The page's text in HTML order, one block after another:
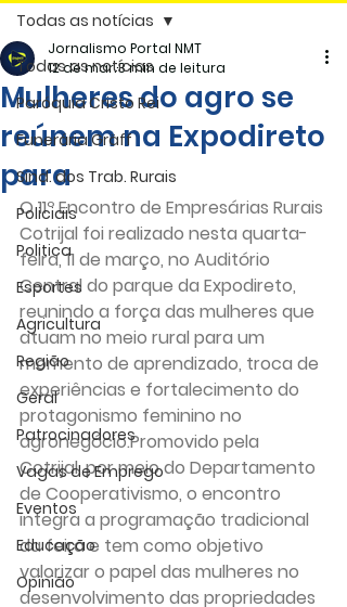
Todas as notícias
Paróquia Cristo Rei
Funerária Gräff
Sind. dos Trab. Rurais
Policiais
Politica
Esportes
Agricultura
Região
Geral
Patrocinadores
Vagas de Emprego
Eventos
Educação
Opinião
Todas as notícias
Mulheres do agro se
reúnem na Expodireto
para
Jornalismo Portal NMT
12 de mar.3 min de leitura
O 11º Encontro de Empresárias Rurais
Cotrijal foi realizado nesta quarta-
feira, 11 de março, no Auditório
Central do parque da Expodireto,
reunindo a força das mulheres que
atuam no meio rural para um
momento de aprendizado, troca de
experiências e fortalecimento do
protagonismo feminino no
agronegócio.Promovido pela
Cotrijal, por meio do Departamento
de Cooperativismo, o encontro
integra a programação tradicional
da feira e tem como objetivo
valorizar o papel das mulheres no
desenvolvimento das propriedades